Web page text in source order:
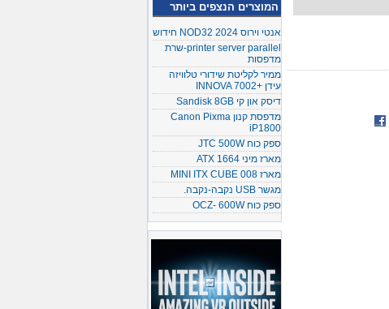
המוצרים הנצפים ביותר
אנטי וירוס NOD32 2024 חידוש
printer server parallel-שרת
מדפסות
ממיר לקליטת שידורי טלוויזה
עידן +INNOVA 7002
דיסק און קי Sandisk 8GB
מדפסת קנון Canon Pixma
iP1800
ספק כוח JTC 500W
מארז מיני ATX 1664
מארז MINI ITX CUBE 008
מגשר USB נקבה-נקבה.
ספק כוח OCZ- 600W